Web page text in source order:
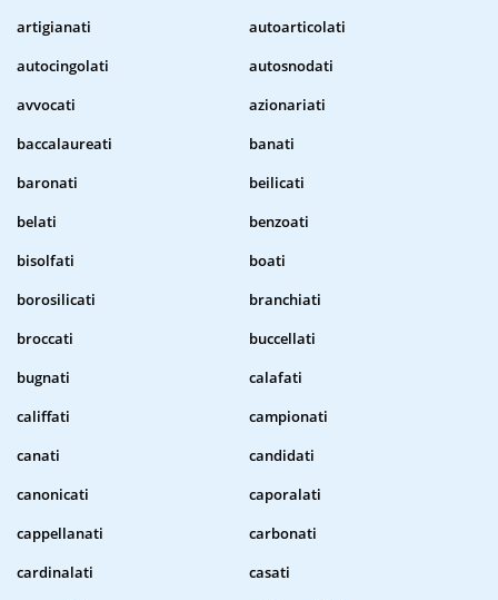
artigianati
autoarticolati
autocingolati
autosnodati
avvocati
azionariati
baccalaureati
banati
baronati
beilicati
belati
benzoati
bisolfati
boati
borosilicati
branchiati
broccati
buccellati
bugnati
calafati
califfati
campionati
canati
candidati
canonicati
caporalati
cappellanati
carbonati
cardinalati
casati